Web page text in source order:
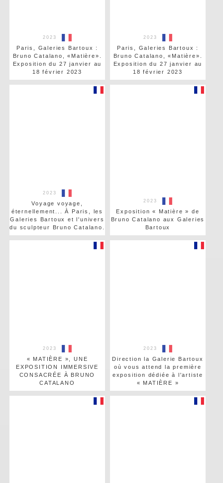
2023
Paris, Galeries Bartoux :
Bruno Catalano, «Matière».
Exposition du 27 janvier au
18 février 2023
2023
Paris, Galeries Bartoux :
Bruno Catalano, «Matière».
Exposition du 27 janvier au
18 février 2023
2023
Voyage voyage,
éternellement... À Paris, les
Galeries Bartoux et l'univers
du sculpteur Bruno Catalano.
2023
Exposition « Matière » de
Bruno Catalano aux Galeries
Bartoux
2023
« MATIÈRE », UNE
EXPOSITION IMMERSIVE
CONSACRÉE À BRUNO
CATALANO
2023
Direction la Galerie Bartoux
où vous attend la première
exposition dédiée à l'artiste
« MATIÈRE »